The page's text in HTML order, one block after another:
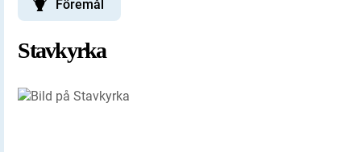
Föremål
Stavkyrka